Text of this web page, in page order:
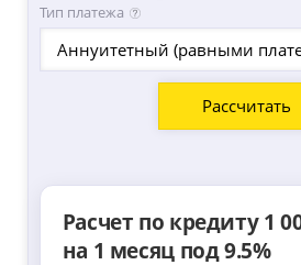
Тип платежа
Аннуитетный (равными
Расчет по кредиту 1
на 1 месяц под 9.5%